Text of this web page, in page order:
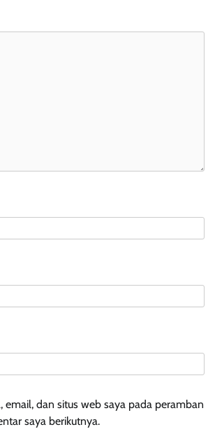
email, dan situs web saya pada peramban
saya berikutnya.